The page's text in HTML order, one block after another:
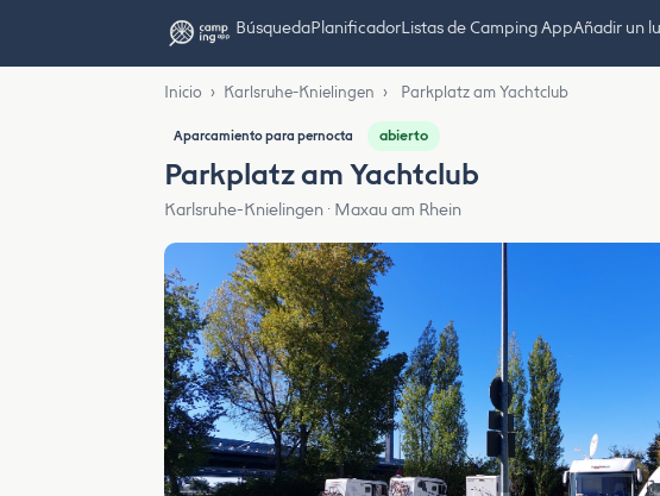
BúsquedaPlanificadorListas de Camping AppAñadir un
Inicio › Karlsruhe-Knielingen › Parkplatz am Yachtclub
Aparcamiento para pernocta abierto
Parkplatz am Yachtclub
Karlsruhe-Knielingen · Maxau am Rhein